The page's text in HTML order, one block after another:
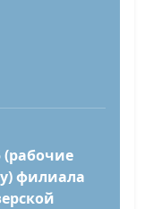
филиала